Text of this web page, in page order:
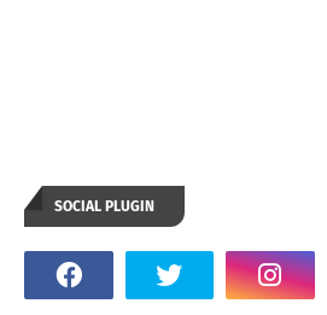
SOCIAL PLUGIN